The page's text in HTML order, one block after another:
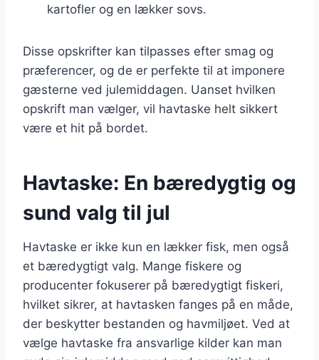
kartofler og en lækker sovs.
Disse opskrifter kan tilpasses efter smag og
præferencer, og de er perfekte til at imponere
gæsterne ved julemiddagen. Uanset hvilken
opskrift man vælger, vil havtaske helt sikkert
være et hit på bordet.
Havtaske: En bæredygtig og
sund valg til jul
Havtaske er ikke kun en lækker fisk, men også
et bæredygtigt valg. Mange fiskere og
producenter fokuserer på bæredygtigt fiskeri,
hvilket sikrer, at havtasken fanges på en måde,
der beskytter bestanden og havmiljøet. Ved at
vælge havtaske fra ansvarlige kilder kan man